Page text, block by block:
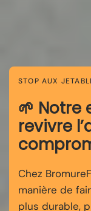
STOP AUX
🌱 Notre
revivre
Chez
manière de
plus durable,